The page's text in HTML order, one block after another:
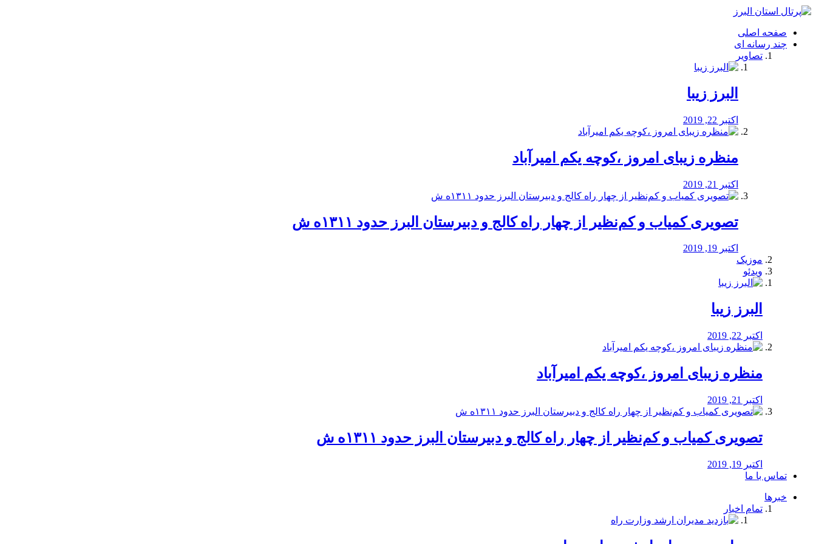
فصد
شرق
تهران
خشکشویی
صفحه اصلی
چند رسانه ای
تصاویر
البرز زیبا
اکتبر 22, 2019
منظره‌‌ زیبای امروز ،کوچه یکم امیرآباد
اکتبر 21, 2019
️تصویری کمیاب و کم‌نظیر از چهار راه كالج و دبيرستان البرز حدود ۱۳۱۱ه ش
اکتبر 19, 2019
موزیک
ویدئو
البرز زیبا
اکتبر 22, 2019
منظره‌‌ زیبای امروز ،کوچه یکم امیرآباد
اکتبر 21, 2019
️تصویری کمیاب و کم‌نظیر از چهار راه كالج و دبيرستان البرز حدود ۱۳۱۱ه ش
اکتبر 19, 2019
تماس با ما
خبرها
تمام اخبار